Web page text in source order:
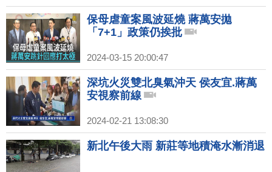
保母虐童案風波延燒 蔣萬安拋
「7+1」政策仍挨批
2024-03-15 20:00:47
深坑火災雙北臭氣沖天 侯友宜.蔣萬
安視察前線
2024-02-21 13:08:30
新北午後大雨 新莊等地積淹水漸消退